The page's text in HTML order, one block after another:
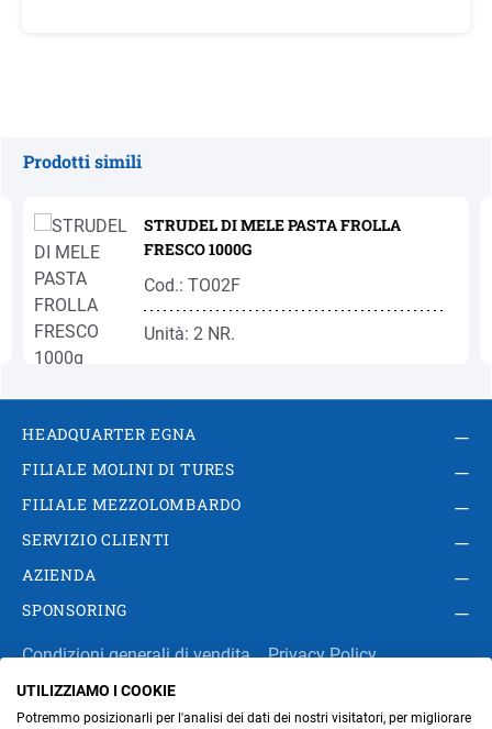
Prodotti simili
STRUDEL DI MELE PASTA FROLLA
FRESCO 1000G
Cod.: TO02F
Unità: 2 NR.
HEADQUARTER EGNA
FILIALE MOLINI DI TURES
FILIALE MEZZOLOMBARDO
SERVIZIO CLIENTI
AZIENDA
SPONSORING
Condizioni generali di vendita
Privacy Policy
Impressum
Modifica impostazioni dei cookie
UTILIZZIAMO I COOKIE
Potremmo posizionarli per l'analisi dei dati dei nostri visitatori, per migliorare